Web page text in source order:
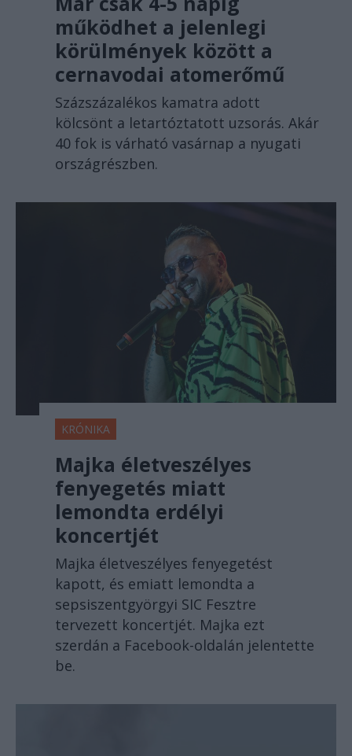
működhet a jelenlegi
körülmények között a
cernavodai atomerőmű
Százszázalékos kamatra adott
kölcsönt a letartóztatott uzsorás. Akár
40 fok is várható vasárnap a nyugati
országrészben.
KRÓNIKA
Majka életveszélyes
fenyegetés miatt
lemondta erdélyi
koncertjét
Majka életveszélyes fenyegetést
kapott, és emiatt lemondta a
sepsiszentgyörgyi SIC Fesztre
tervezett koncertjét. Majka ezt
szerdán a Facebook-oldalán jelentette
be.